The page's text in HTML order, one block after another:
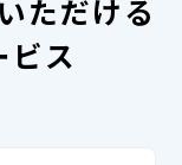
ただける
ビス